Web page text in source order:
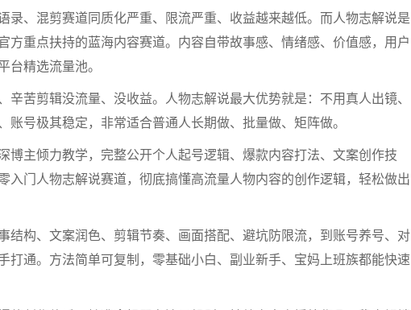
录、混剪赛道同质化严重、限流严重、收益越来越低。而人物志解说是
方重点扶持的蓝海内容赛道。内容自带故事感、情绪感、价值感，用户
台精选流量池。
苦剪辑没流量、没收益。人物志解说最大优势就是：不用真人出镜、
号极其稳定，非常适合普通人长期做、批量做、矩阵做。
博主倾力教学，完整公开个人起号逻辑、爆款内容打法、文案创作技
入门人物志解说赛道，彻底搞懂高流量人物内容的创作逻辑，轻松做出
结构、文案润色、剪辑节奏、画面搭配、避坑防限流，到账号养号、对
打通。方法简单可复制，零基础小白、副业新手、宝妈上班族都能快速